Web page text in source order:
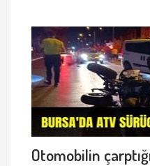
Otomobilin